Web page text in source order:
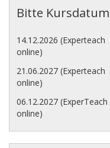
Bitte
14.12.2026 (Experteach
online)
21.06.2027 (Experteach
online)
06.12.2027 (ExperTeach
online)